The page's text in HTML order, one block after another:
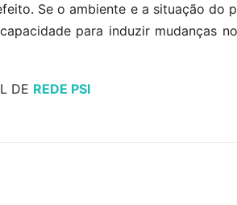
Se o ambiente e a situação do
para induzir mudanças
DE REDE PSI